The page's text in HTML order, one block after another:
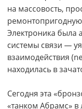
на массовость,
ремонтопригодную
Электроника была
системы связи —
взаимодействия
находилась в
Сегодня эта
«танком Абрамс»